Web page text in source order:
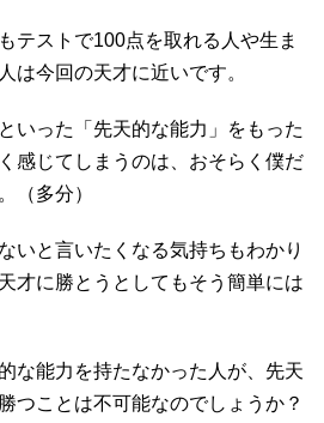
テストで100点を取れる人や生ま
は今回の天才に近いです。
いった「先天的な能力」をもった
感じてしまうのは、おそらく僕だ
（多分）
いと言いたくなる気持ちもわかり
才に勝とうとしてもそう簡単には
な能力を持たなかった人が、先天
つことは不可能なのでしょうか？